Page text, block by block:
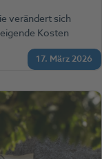
17. März 2026
verändert sich
Kosten